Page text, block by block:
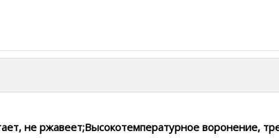
не ржавеет;Высокотемпературное воронение,